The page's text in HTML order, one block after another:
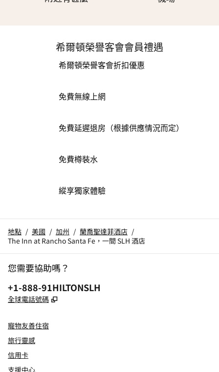
希爾頓榮譽客會會員禮遇
希爾頓榮譽客會折扣優惠
免費無線上網
免費延遲退房（根據供應情況而定）
免費樽裝水
縱享獨家體驗
地點 / 美國 / 加州 / 蘭喬聖達菲酒店 /
The Inn at Rancho Santa Fe，一間 SLH 酒店
您需要協助嗎？
電話：
+1-888-91HILTONSLH
全球電話號碼 ,
寵物友善住宿
旅行靈感
信用卡
支援中心